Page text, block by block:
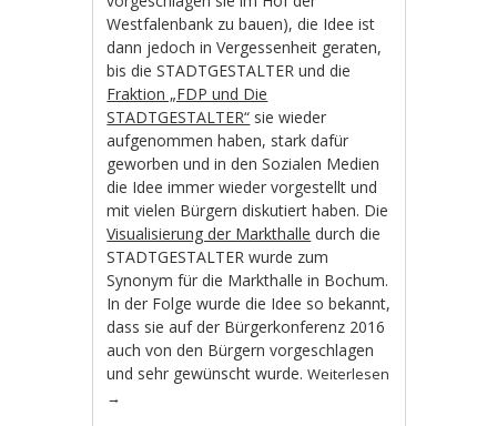
Westfalenbank zu bauen), die Idee ist
dann jedoch in Vergessenheit geraten,
bis die STADTGESTALTER und die
Fraktion „FDP und Die
STADTGESTALTER“ sie wieder
aufgenommen haben, stark dafür
geworben und in den Sozialen Medien
die Idee immer wieder vorgestellt und
mit vielen Bürgern diskutiert haben. Die
Visualisierung der Markthalle durch die
STADTGESTALTER wurde zum
Synonym für die Markthalle in Bochum.
In der Folge wurde die Idee so bekannt,
dass sie auf der Bürgerkonferenz 2016
auch von den Bürgern vorgeschlagen
und sehr gewünscht wurde.Weiterlesen
→